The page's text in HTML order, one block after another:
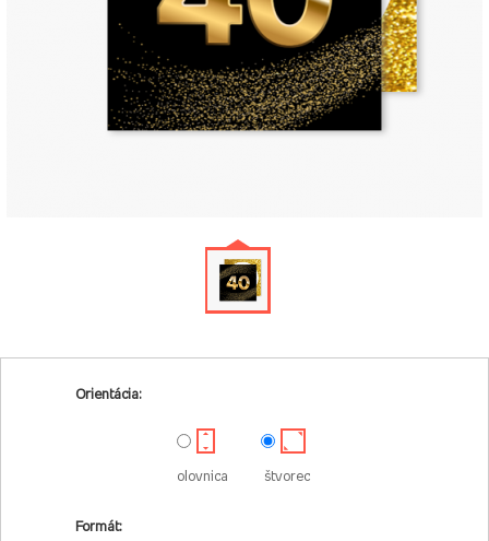
Orientácia:
olovnica štvorec
Formát: